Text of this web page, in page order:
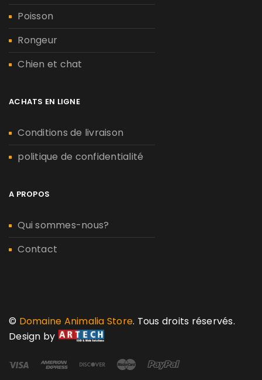
Poisson
Rongeur
Chien et chat
ACHATS EN LIGNE
Conditions de livraison
politique de confidentialité
A PROPOS
Qui sommes-nous?
Contact
© Domaine Animalia Store. Tous droits réservés.
Design by